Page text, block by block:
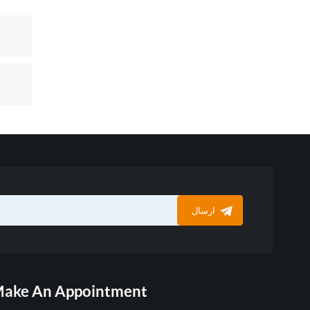
ارسال
An Appointment